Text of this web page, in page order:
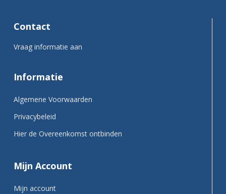
Contact
Vraag informatie aan
Informatie
Algemene Voorwaarden
Privacybeleid
Hier de Overeenkomst ontbinden
Mijn Account
Mijn account